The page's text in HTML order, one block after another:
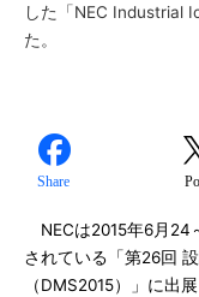
した「NEC Industrial
た。
Share
NECは2015年6月24
されている「第26回
（DMS2015）」に出